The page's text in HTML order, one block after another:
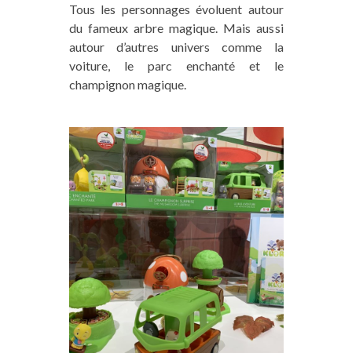
Tous les personnages évoluent autour
du fameux arbre magique. Mais aussi
autour d’autres univers comme la
voiture, le parc enchanté et le
champignon magique.